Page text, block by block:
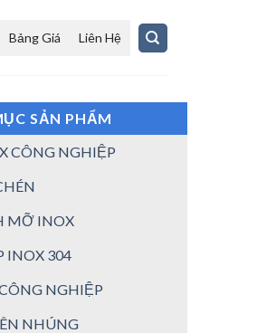
Bảng Giá Liên Hệ
SẢN PHẨM
CÔNG NGHIỆP
MỠ INOX
INOX 304
NGHIỆP
NHÚNG